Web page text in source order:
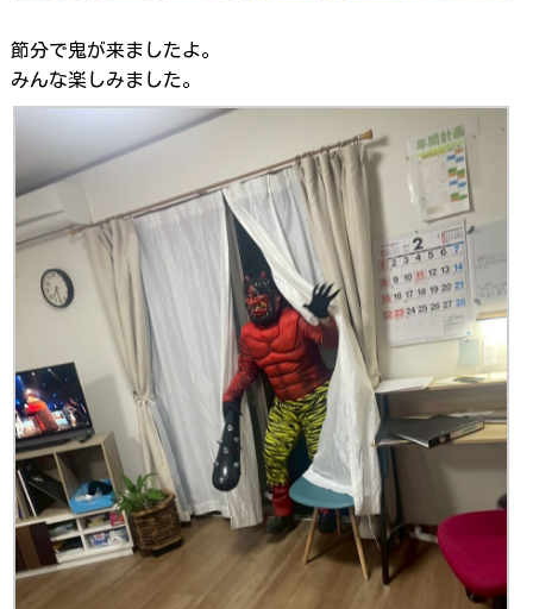
節分で鬼が来ましたよ。
みんな楽しみました。